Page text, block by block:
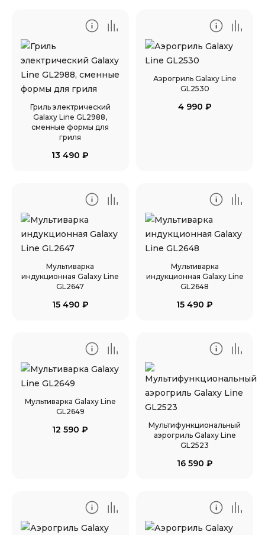
Гриль электрический
Galaxy Line GL2988,
сменные формы для
гриля
13 490₽
Аэрогриль Galaxy Line
GL2530
4 990 ₽
Мультиварка
индукционная Galaxy Line
GL2647
15 490 ₽
Мультиварка
индукционная Galaxy Line
GL2648
15 490₽
Мультиварка Galaxy Line
GL2649
12 590₽
Мультифункциональный
аэрогриль Galaxy Line
GL2523
16 590 ₽